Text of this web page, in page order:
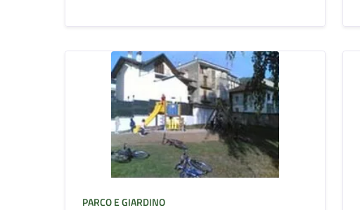
PARCO E GIARDINO